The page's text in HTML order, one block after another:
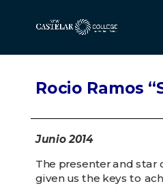
Rocio Ramos
Junio 2014
The presenter and star
given us the keys to